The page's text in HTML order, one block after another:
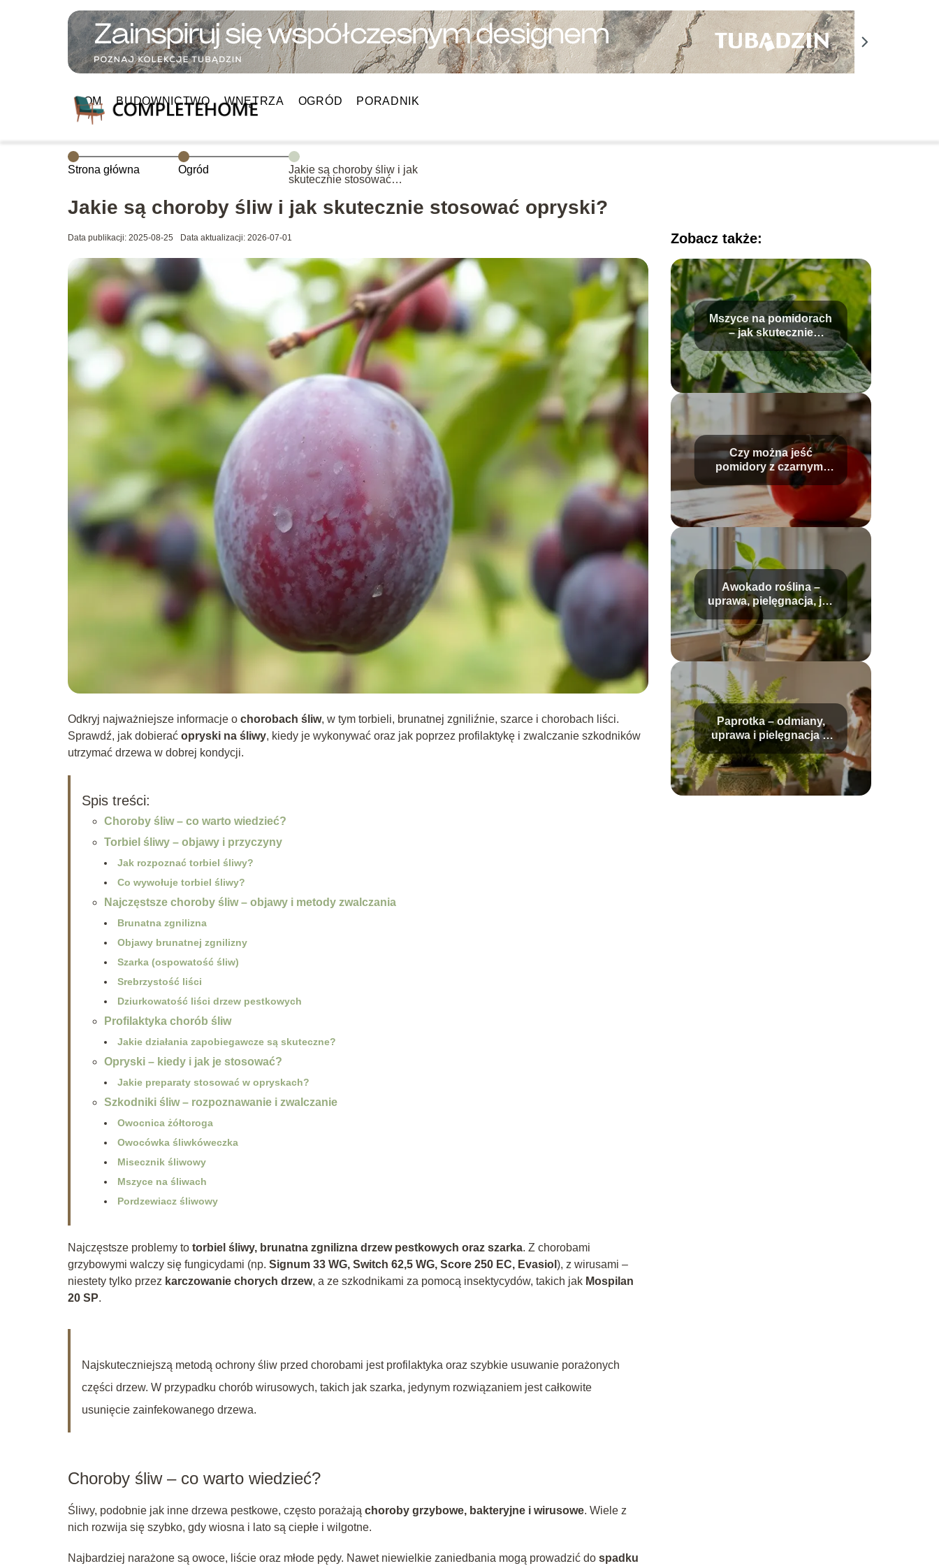
DOM BUDOWNICTWO WNĘTRZA OGRÓD PORADNIK
Strona główna Ogród
Jakie są choroby śliw i jak
skutecznie stosować
Jakie są choroby śliw i jak skutecznie stosować opryski?
Data publikacji: 2025-08-25 Data aktualizacji: 2026-07-01
Odkryj najważniejsze informacje o chorobach śliw, w tym torbieli, brunatnej zgniliźnie, szarce i chorobach liści.
Sprawdź, jak dobierać opryski na śliwy, kiedy je wykonywać oraz jak poprzez profilaktykę i zwalczanie szkodników
utrzymać drzewa w dobrej kondycji.
Spis treści:
Choroby śliw – co warto wiedzieć?
Torbiel śliwy – objawy i przyczyny
Jak rozpoznać torbiel śliwy?
Co wywołuje torbiel śliwy?
Najczęstsze choroby śliw – objawy i metody zwalczania
Brunatna zgnilizna
Objawy brunatnej zgnilizny
Szarka (ospowatość śliw)
Srebrzystość liści
Dziurkowatość liści drzew pestkowych
Profilaktyka chorób śliw
Jakie działania zapobiegawcze są skuteczne?
Opryski – kiedy i jak je stosować?
Jakie preparaty stosować w opryskach?
Szkodniki śliw – rozpoznawanie i zwalczanie
Owocnica żółtoroga
Owocówka śliwkóweczka
Misecznik śliwowy
Mszyce na śliwach
Pordzewiacz śliwowy
Najczęstsze problemy to torbiel śliwy, brunatna zgnilizna drzew pestkowych oraz szarka. Z chorobami
grzybowymi walczy się fungicydami (np. Signum 33 WG, Switch 62,5 WG, Score 250 EC, Evasiol ), z wirusami –
niestety tylko przez karczowanie chorych drzew, a ze szkodnikami za pomocą insektycydów, takich jak Mospilan
20 SP.
Najskuteczniejszą metodą ochrony śliw przed chorobami jest profilaktyka oraz szybkie usuwanie porażonych
części drzew. W przypadku chorób wirusowych, takich jak szarka, jedynym rozwiązaniem jest całkowite
usunięcie zainfekowanego drzewa.
Choroby śliw – co warto wiedzieć?
Śliwy, podobnie jak inne drzewa pestkowe, często porażają choroby grzybowe, bakteryjne i wirusowe. Wiele z
nich rozwija się szybko, gdy wiosna i lato są ciepłe i wilgotne.
Najbardziej narażone są owoce, liście oraz młode pędy. Nawet niewielkie zaniedbania mogą prowadzić do spadku
Zobacz także:
Mszyce na pomidorach
– jak skutecznie
zwalczać szkodniki?
Czy można jeść
pomidory z czarnymi
plamami?
Awokado roślina –
uprawa, pielęgnacja, jak
wyhodować z pestki?
Paprotka – odmiany,
uprawa i pielęgnacja w